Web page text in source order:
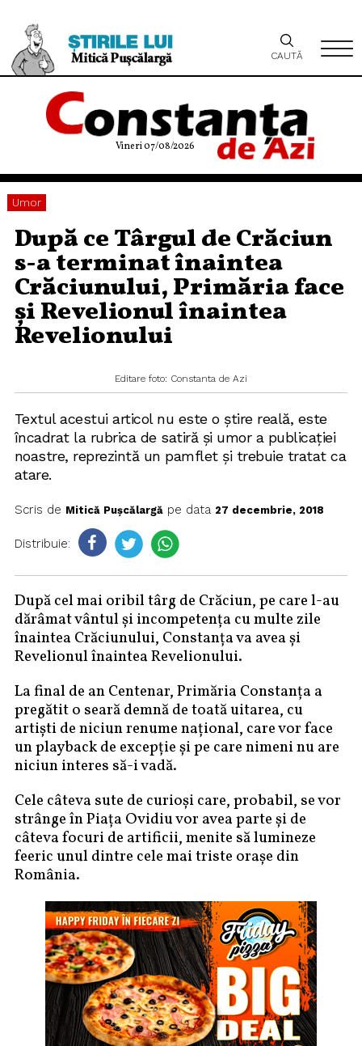
Vineri 07/08/2026
CAUTĂ
Umor
După ce Târgul de Crăciun
s-a terminat înaintea
Crăciunului, Primăria face
şi Revelionul înaintea
Revelionului
Editare foto: Constanta de Azi
Textul acestui articol nu este o știre reală, este
încadrat la rubrica de satiră și umor a publicației
noastre, reprezintă un pamflet și trebuie tratat ca
atare.
Scris de Mitică Pușcălargăpe data 27 decembrie, 2018
Distribuie:
După cel mai oribil târg de Crăciun, pe care l-au
dărâmat vântul şi incompetenţa cu multe zile
înaintea Crăciunului, Constanţa va avea şi
Revelionul înaintea Revelionului.
La final de an Centenar, Primăria Constanţa a
pregătit o seară demnă de toată uitarea, cu
artişti de niciun renume naţional, care vor face
un playback de excepţie şi pe care nimeni nu are
niciun interes să-i vadă.
Cele câteva sute de curioşi care, probabil, se vor
strânge în Piaţa Ovidiu vor avea parte şi de
câteva focuri de artificii, menite să lumineze
feeric unul dintre cele mai triste oraşe din
România.